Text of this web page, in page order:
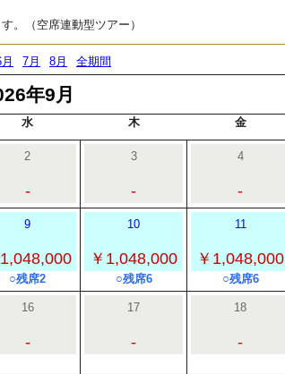
。（空席連動型ツアー）
7月 8月 全期間
年9月
水 木 金
2
-
3
-
4
-
9
○残席2
10
￥1,048,000
○残席6
11
￥1,048,000
○残席6
16
-
17
-
18
-